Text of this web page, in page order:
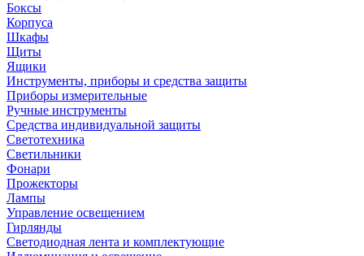
Боксы
Корпуса
Шкафы
Щиты
Ящики
Инструменты, приборы и средства защиты
Приборы измерительные
Ручные инструменты
Средства индивидуальной защиты
Светотехника
Светильники
Фонари
Прожекторы
Лампы
Управление освещением
Гирлянды
Светодиодная лента и комплектующие